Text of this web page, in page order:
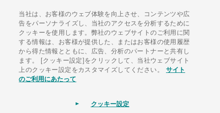
お知らせ一覧
お問い合わせ
当社は、お客様のウェブ体験を向上させ、コンテンツや広
告をパーソナライズし、当社のアクセスを分析するために
クッキーを使用します。弊社のウェブサイトのご利用に関
する情報は、お客様が提供した、またはお客様の使用履歴
から得た情報とともに、広告、分析のパートナーと共有し
ます。 [クッキー設定]をクリックして、当社ウェブサイト
上のクッキー設定をカスタマイズしてください。
サイト
のご利用にあたって
クッキー設定